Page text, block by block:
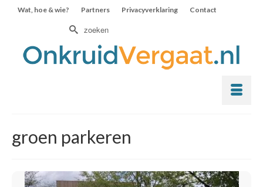
Wat, hoe & wie? Partners Privacyverklaring Contact
Zoek
groen parkeren